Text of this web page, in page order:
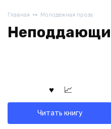
Главная Молодежная проза
Читать книгу